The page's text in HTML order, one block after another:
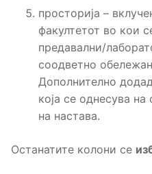
просторија –
факултетот во кои
предавални/
соодветно
Дополнително
која се однесува
на настава.
Останатите колони се